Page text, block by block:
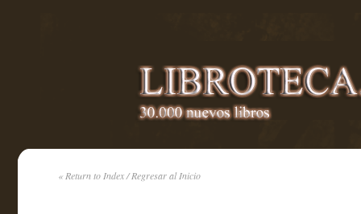
« Return to Index / Regresar al Inicio